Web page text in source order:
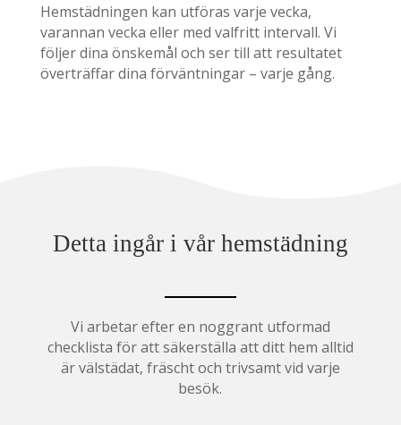
Hemstädningen kan utföras varje vecka,
varannan vecka eller med valfritt intervall. Vi
följer dina önskemål och ser till att resultatet
överträffar dina förväntningar – varje gång.
Detta ingår i vår hemstädning
Vi arbetar efter en noggrant utformad
checklista för att säkerställa att ditt hem alltid
är välstädat, fräscht och trivsamt vid varje
besök.